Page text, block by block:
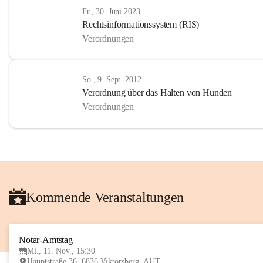
Fr., 30. Juni 2023
Rechtsinformationssystem (RIS)
Verordnungen
So., 9. Sept. 2012
Verordnung über das Halten von Hunden
Verordnungen
Kommende Veranstaltungen
Notar-Amtstag
Mi., 11. Nov., 15:30